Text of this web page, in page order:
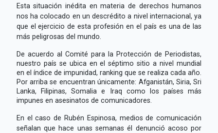
Esta situación inédita en materia de derechos humanos
nos ha colocado en un descrédito a nivel internacional, ya
que el ejercicio de esta profesión en el país es una de las
más peligrosas del mundo.
De acuerdo al Comité para la Protección de Periodistas,
nuestro país se ubica en el séptimo sitio a nivel mundial
en el índice de impunidad, ranking que se realiza cada año.
Por arriba se encuentran únicamente: Afganistán, Siria, Sri
Lanka, Filipinas, Somalia e Iraq como los países más
impunes en asesinatos de comunicadores.
En el caso de Rubén Espinosa, medios de comunicación
señalan que hace unas semanas él denunció acoso por